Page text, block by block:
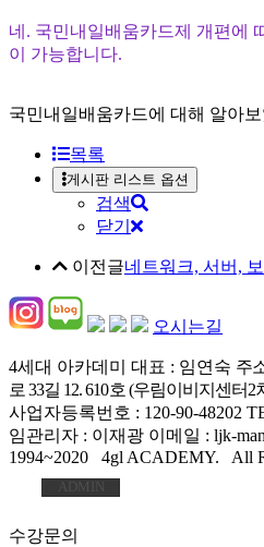
네. 국민내일배움카드제 개편에
이 가능합니다.
국민내일배움카드에 대해 알아
목록
게시판 리스트 옵션
검색
닫기
이전글네트워크, 서버,
오시는길
4세대 아카데미 대표 : 임연숙 주
로 33길 12. 610호 (우림이비지센터2
사업자등록번호 : 120-90-48202
임관리자 : 이재광 이메일 : ljk-
1994~2020 4gl ACADEMY. All
ADMIN
수강문의